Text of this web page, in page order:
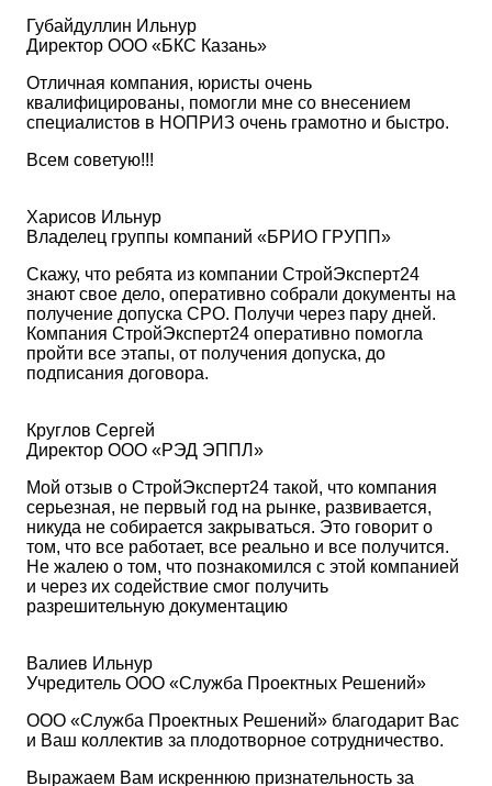
Губайдуллин Ильнур
Директор ООО «БКС Казань»
Отличная компания, юристы очень
квалифицированы, помогли мне со внесением
специалистов в НОПРИЗ очень грамотно и быстро.
Всем советую!!!
Харисов Ильнур
Владелец группы компаний «БРИО ГРУПП»
Скажу, что ребята из компании СтройЭксперт24
знают свое дело, оперативно собрали документы на
получение допуска СРО. Получи через пару дней.
Компания СтройЭксперт24 оперативно помогла
пройти все этапы, от получения допуска, до
подписания договора.
Круглов Сергей
Директор ООО «РЭД ЭППЛ»
Мой отзыв о СтройЭксперт24 такой, что компания
серьезная, не первый год на рынке, развивается,
никуда не собирается закрываться. Это говорит о
том, что все работает, все реально и все получится.
Не жалею о том, что познакомился с этой компанией
и через их содействие смог получить
разрешительную документацию
Валиев Ильнур
Учредитель ООО «Служба Проектных Решений»
ООО «Служба Проектных Решений» благодарит Вас
и Ваш коллектив за плодотворное сотрудничество.
Выражаем Вам искреннюю признательность за